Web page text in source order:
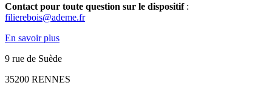
Contact pour toute question sur le dispositif:
filierebois@ademe.fr
En savoir plus
9 rue de Suède
35200 RENNES